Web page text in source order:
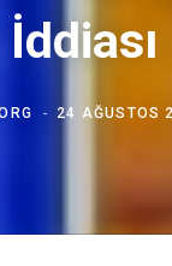
İddiası
24 AĞUSTOS